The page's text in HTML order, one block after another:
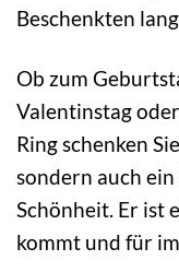
Beschenkten
Ob zum
Valentinstag
Ring schenken
sondern auch
Schönheit. Er ist
kommt und für